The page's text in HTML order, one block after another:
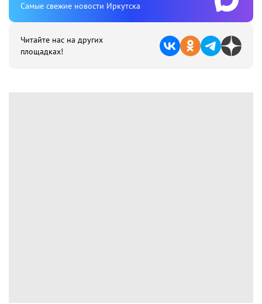
Cамые свежие новости Иркутска
Читайте нас на других
площадках!